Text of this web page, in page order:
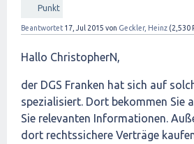
Punkt
Beantwortet 17, Jul 2015 von Geckler, Heinz (2,530
Hallo ChristopherN,
der DGS Franken hat sich auf
spezialisiert. Dort bekommen Sie
Sie relevanten Informationen.
dort rechtssichere Verträge